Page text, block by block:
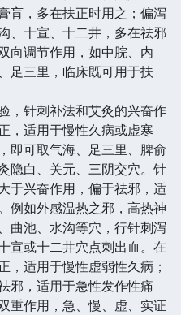
肓，多在扶正时用之；偏泻
、十宣、十二井，多在祛邪
向调节作用，如中脘、内
足三里，临床既可用于扶
针刺补法和艾灸的兴奋作
，适用于慢性久病或虚寒
即可取气海、足三里、脾俞
隐白、关元、三阴交穴。针
于兴奋作用，偏于祛邪，适
例如外感温热之邪，高热神
曲池、水沟等穴，行针刺泻
宣或十二井穴点刺出血。在
，适用于慢性虚弱性久病；
邪，适用于急性发作性痛
重作用，急、慢、虚、实证